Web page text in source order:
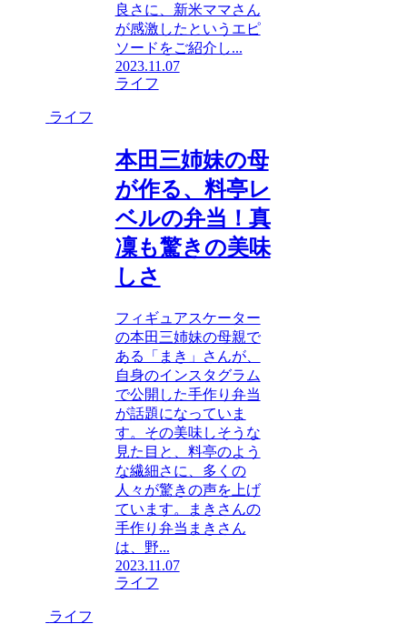
良さに、新米ママさん
が感激したというエピ
ソードをご紹介し...
2023.11.07
ライフ
ライフ
本田三姉妹の母
が作る、料亭レ
ベルの弁当！真
凜も驚きの美味
しさ
フィギュアスケーター
の本田三姉妹の母親で
ある「まき」さんが、
自身のインスタグラム
で公開した手作り弁当
が話題になっていま
す。その美味しそうな
見た目と、料亭のよう
な繊細さに、多くの
人々が驚きの声を上げ
ています。まきさんの
手作り弁当まきさん
は、野...
2023.11.07
ライフ
ライフ